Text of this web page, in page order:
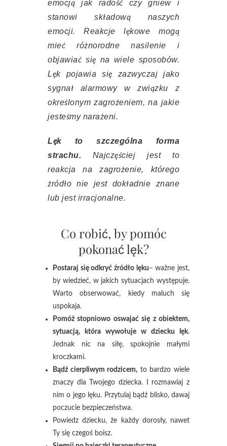
emocją jak radość czy gniew i
stanowi składową naszych
emocji. Reakcje lękowe mogą
mieć różnorodne nasilenie i
objawiać się na wiele sposobów.
Lęk pojawia się zazwyczaj jako
sygnał alarmowy w związku z
określonym zagrożeniem, na jakie
jesteśmy narażeni.
Lęk to szczególna forma
strachu. Najczęściej jest to
reakcja na zagrożenie, którego
źródło nie jest dokładnie znane
lub jest irracjonalne.
Co robić, by pomóc
pokonać lęk?
Postaraj się odkryć źródło lęku– ważne jest,
by wiedzieć, w jakich sytuacjach występuje.
Warto obserwować, kiedy maluch się
uspokaja.
Pomóż stopniowo oswajać się z obiektem,
sytuacją, która wywołuje w dziecku lęk.
Jednak nic na siłę, spokojnie małymi
kroczkami.
Bądź cierpliwym rodzicem, to bardzo wiele
znaczy dla Twojego dziecka. I rozmawiaj z
nim o jego lęku. Przytulaj bądź blisko, dawaj
poczucie bezpieczeństwa.
Powiedz dziecku, że każdy dorosły, nawet
Ty się czegoś boisz.